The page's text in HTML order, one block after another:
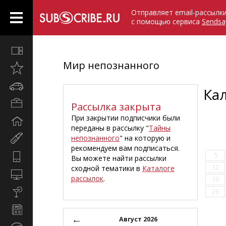
Отправляет email-рассылки
с помощью сервиса
Открыто
Автомобили
Компьютеры
Новости
Мир непознанного
Рассылка закрыта
При закрытии подписчики были
переданы в рассылку "Тайны
непознанного" на которую и
рекомендуем вам подписаться.
Вы можете найти рассылки
сходной тематики в Каталоге
рассылок.
←
Август 2026
5
12
19
26